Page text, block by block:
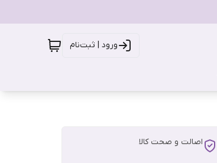
ورود | ثبت‌نام
اصالت و صحت کالا